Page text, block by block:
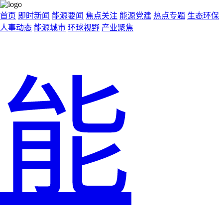
首页 即时新闻 能源要闻 焦点关注 能源党建 热点专题 生态环保
人事动态 能源城市 环球视野 产业聚焦
能